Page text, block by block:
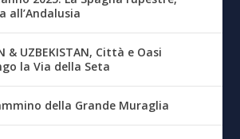
all’Andalusia
& UZBEKISTAN, Città e Oasi
la Via della Seta
della Grande Muraglia